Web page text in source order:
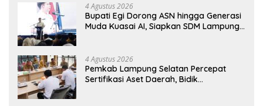
4 Agustus 2026
Bupati Egi Dorong ASN hingga Generasi
Muda Kuasai AI, Siapkan SDM Lampung
4 Agustus 2026
Pemkab Lampung Selatan Percepat
Sertifikasi Aset Daerah, Bidik